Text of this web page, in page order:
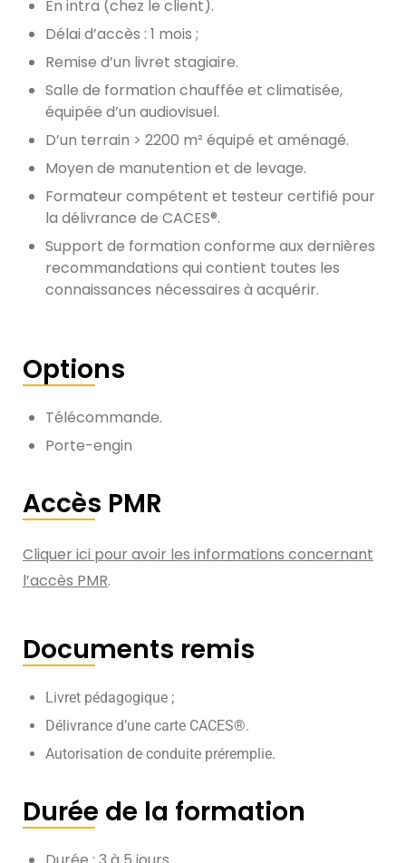
En intra (chez le client).
Délai d’accès : 1 mois ;
Remise d’un livret stagiaire.
Salle de formation chauffée et climatisée,
équipée d’un audiovisuel.
D’un terrain > 2200 m² équipé et aménagé.
Moyen de manutention et de levage.
Formateur compétent et testeur certifié pour
la délivrance de CACES®.
Support de formation conforme aux dernières
recommandations qui contient toutes les
connaissances nécessaires à acquérir.
Options
Télécommande.
Porte-engin
Accès PMR
Cliquer ici pour avoir les informations concernant
l’accès PMR.
Documents remis
Livret pédagogique ;
Délivrance d’une carte CACES®.
Autorisation de conduite préremplie.
Durée de la formation